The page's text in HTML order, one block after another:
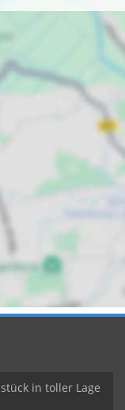
in toller Lage